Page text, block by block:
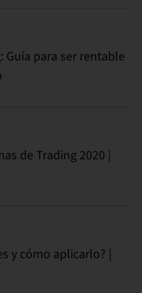
para ser rentable
de Trading 2020 |
y cómo aplicarlo? |